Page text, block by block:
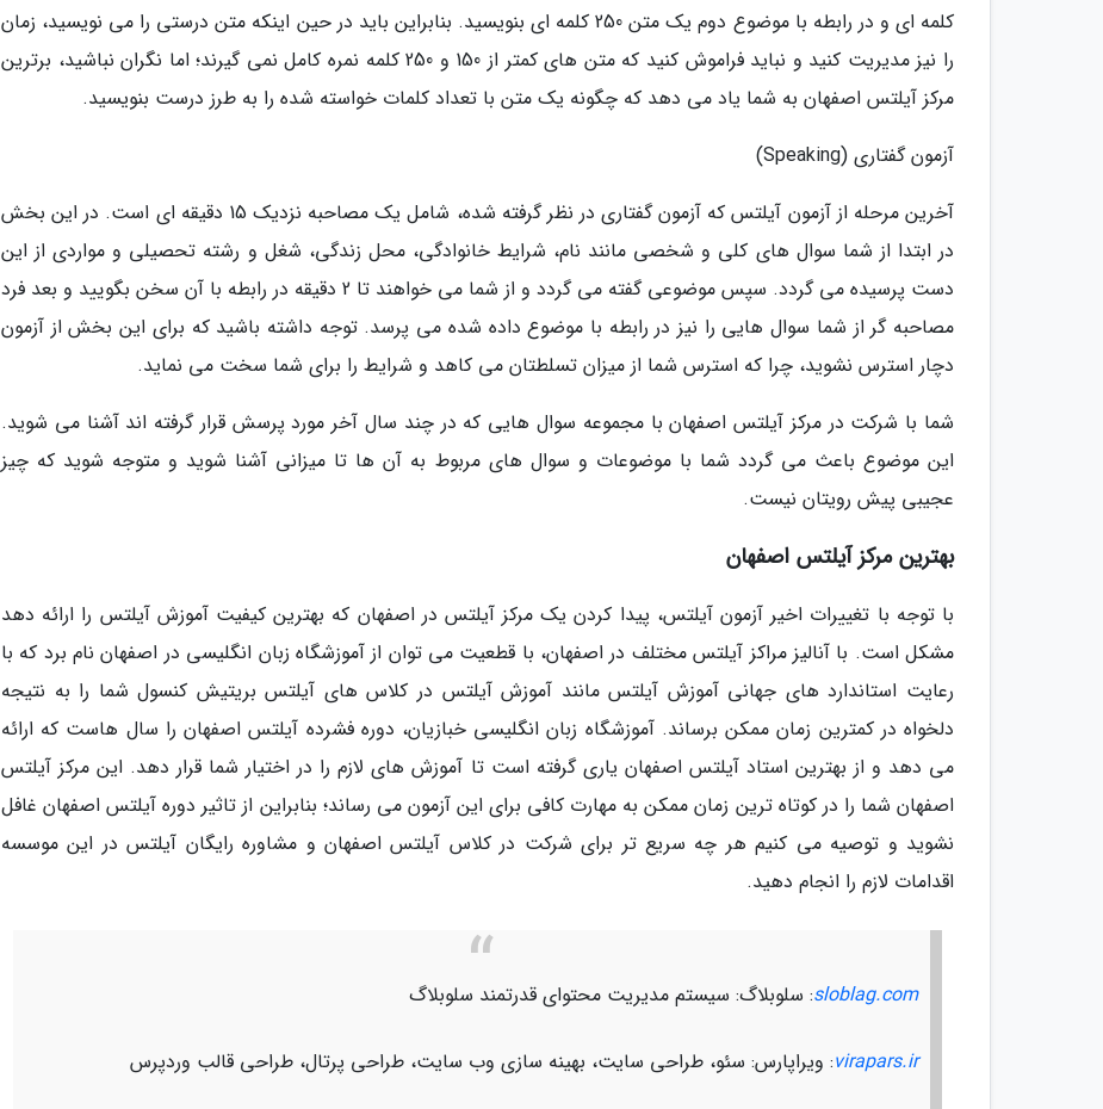
کلمه ای و در رابطه با موضوع دوم یک متن 250 کلمه ای بنویسید. بنابراین باید در حین اینکه متن درستی را می نویسید، زمان
را نیز مدیریت کنید و نباید فراموش کنید که متن های کمتر از 150 و 250 کلمه نمره کامل نمی گیرند؛ اما نگران نباشید، برترین
مرکز آیلتس اصفهان به شما یاد می دهد که چگونه یک متن با تعداد کلمات خواسته شده را به طرز درست بنویسید.
آزمون گفتاری (Speaking)
آخرین مرحله از آزمون آیلتس که آزمون گفتاری در نظر گرفته شده، شامل یک مصاحبه نزدیک 15 دقیقه ای است. در این بخش
در ابتدا از شما سوال های کلی و شخصی مانند نام، شرایط خانوادگی، محل زندگی، شغل و رشته تحصیلی و مواردی از این
دست پرسیده می گردد. سپس موضوعی گفته می گردد و از شما می خواهند تا 2 دقیقه در رابطه با آن سخن بگویید و بعد فرد
مصاحبه گر از شما سوال هایی را نیز در رابطه با موضوع داده شده می پرسد. توجه داشته باشید که برای این بخش از آزمون
دچار استرس نشوید، چرا که استرس شما از میزان تسلطتان می کاهد و شرایط را برای شما سخت می نماید.
شما با شرکت در مرکز آیلتس اصفهان با مجموعه سوال هایی که در چند سال آخر مورد پرسش قرار گرفته اند آشنا می شوید.
این موضوع باعث می گردد شما با موضوعات و سوال های مربوط به آن ها تا میزانی آشنا شوید و متوجه شوید که چیز
عجیبی پیش رویتان نیست.
بهترین مرکز آیلتس اصفهان
با توجه با تغییرات اخیر آزمون آیلتس، پیدا کردن یک مرکز آیلتس در اصفهان که بهترین کیفیت آموزش آیلتس را ارائه دهد
مشکل است. با آنالیز مراکز آیلتس مختلف در اصفهان، با قطعیت می توان از آموزشگاه زبان انگلیسی در اصفهان نام برد که با
رعایت استاندارد های جهانی آموزش آیلتس مانند آموزش آیلتس در کلاس های آیلتس بریتیش کنسول شما را به نتیجه
دلخواه در کمترین زمان ممکن برساند. آموزشگاه زبان انگلیسی خبازیان، دوره فشرده آیلتس اصفهان را سال هاست که ارائه
می دهد و از بهترین استاد آیلتس اصفهان یاری گرفته است تا آموزش های لازم را در اختیار شما قرار دهد. این مرکز آیلتس
اصفهان شما را در کوتاه ترین زمان ممکن به مهارت کافی برای این آزمون می رساند؛ بنابراین از تاثیر دوره آیلتس اصفهان غافل
نشوید و توصیه می کنیم هر چه سریع تر برای شرکت در کلاس آیلتس اصفهان و مشاوره رایگان آیلتس در این موسسه
اقدامات لازم را انجام دهید.
sloblag.com: سلوبلاگ: سیستم مدیریت محتوای قدرتمند سلوبلاگ
virapars.ir: ویراپارس: سئو، طراحی سایت، بهینه سازی وب سایت، طراحی پرتال، طراحی قالب وردپرس